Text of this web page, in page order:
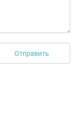
Отправить